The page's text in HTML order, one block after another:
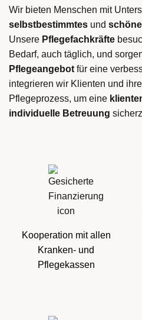
Wir bieten Menschen mit
selbstbestimmtes und
Unsere Pflegefachkräfte
Bedarf, auch täglich, und
Pflegeangebot für eine
integrieren wir Klienten und
Pflegeprozess, um eine
individuelle Betreuung
Kooperation mit allen
Kranken- und
Pflegekassen